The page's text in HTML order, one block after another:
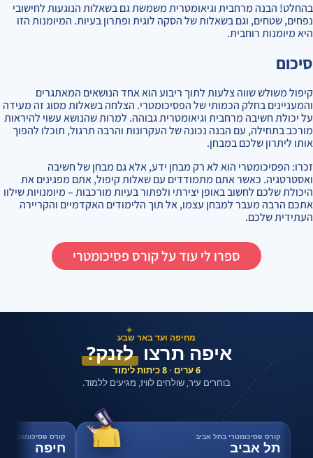
בהחלט! הבנה מרחבית וגיאומטרית משמשת גם בשאלות הנוגעות לחישובי
נפחים, שטחים, וגם בשאלות של הסקה לוגית ופתרון בעיות. המיומנות הזו
היא מיומנות רוחבית.
סיכום
קיפול משולש שווה צלעות לתוך ריבוע הוא אחד הנושאים המאתגרים
והמעניינים בחלק הכמותי של הפסיכומטרי. הצלחה בשאלות מסוג זה מעידה
על יכולת חשיבה מרחבית וגיאומטרית גבוהה. למרות שהנושא עשוי להיראות
מורכב בתחילה, עם הבנה נכונה של העקרונות והרבה תרגול, תוכלו להפוך
אותו ליתרון שלכם במבחן.
זכרו: הפסיכומטרי הוא לא רק מבחן ידע, אלא גם מבחן של חשיבה
ואסטרטגיה. כאשר אתם מתמודדים עם שאלות קיפול, אתם מפגינים את
היכולת שלכם לחשוב באופן יצירתי ולפתור בעיות מורכבות – מיומנויות שילוו
אתכם הרבה מעבר למבחן עצמו, אל תוך הלימודים האקדמיים והקריירה
העתידית שלכם.
ספרו לי עוד על קורס פסיכומטרי
✦
✦
מחיפה ועד באר שבע
איפה תרצולזנק?
6 ערים · 8 כיתות לימוד
בוחרים עיר, שולחים לוויז, מגיעים ללמוד.
קורס פסיכומטרי בתל אביב
תל אביב
קורס פסיכומטרי
חיפה